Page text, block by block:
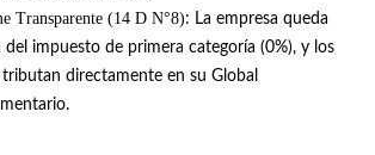
Transparente (14 D N°8): La empresa queda
del impuesto de primera categoría (0%), y los
directamente en su Global
.